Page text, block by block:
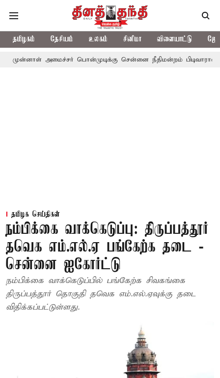
தமிழகம் தேசியம் உலகம் சினிமா விளையாட்டு
அமைச்சர் பொன்முடிக்கு சென்னை நீதிமன்றம் பிடிவாராண்ட்
தமிழக செய்திகள்
நம்பிக்கை வாக்கெடுப்பு: திருப்பத்தூர்
தவெக எம்.எல்.ஏ பங்கேற்க தடை -
சென்னை ஐகோர்ட்டு
நம்பிக்கை வாக்கெடுப்பில் பங்கேற்க சிவகங்கை
திருப்பத்தூர் தொகுதி தவெக எம்.எல்.ஏவுக்கு தடை
விதிக்கப்பட்டுள்ளது.